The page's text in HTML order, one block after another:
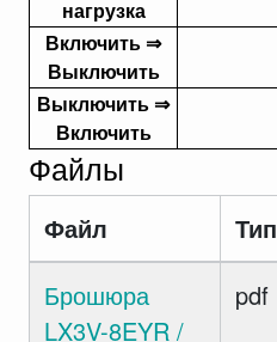
нагрузка
Включить ⇒
Выключить
Выключить ⇒
Включить
Файлы
Файл Тип
Брошюра
LX3V-8EYR /
pdf